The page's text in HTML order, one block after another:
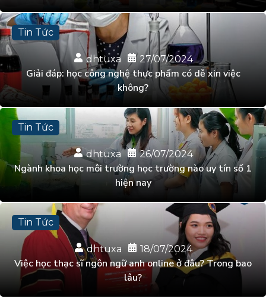
Tin Tức
dhtuxa 27/07/2024
Giải đáp: học công nghệ thực phẩm có dễ xin việc
không?
Tin Tức
dhtuxa 26/07/2024
Ngành khoa học môi trường học trường nào uy tín số 1
hiện nay
Tin Tức
dhtuxa 18/07/2024
Việc học thạc sĩ ngôn ngữ anh online ở đâu? Trong bao
lâu?